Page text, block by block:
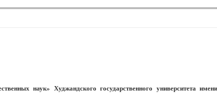
наук» Худжандского государственного университета имени